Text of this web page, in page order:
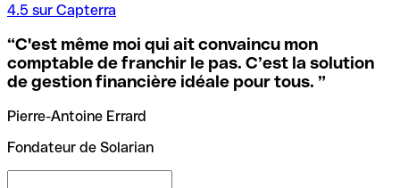
4.5 sur Capterra
“C'est même moi qui ait convaincu mon
comptable de franchir le pas. C’est la solution
de gestion financière idéale pour tous. ”
Pierre-Antoine Errard
Fondateur de Solarian